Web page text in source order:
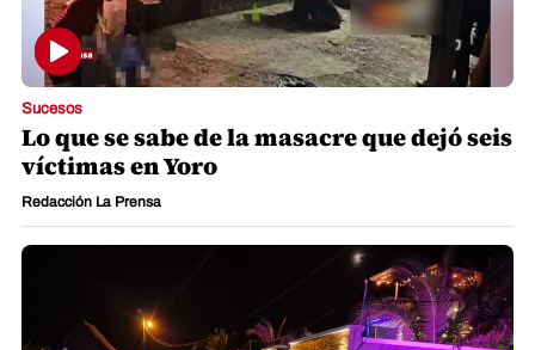
Sucesos
Lo que se sabe de la masacre que dejó seis
víctimas en Yoro
Redacción La Prensa